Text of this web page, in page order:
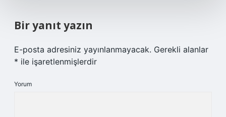
Bir yanıt yazın
E-posta adresiniz yayınlanmayacak. Gerekli alanlar
* ile işaretlenmişlerdir
Yorum